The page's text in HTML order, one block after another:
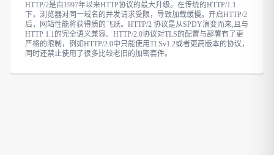
HTTP/2是自1997年以来HTTP协议的最大升级。在传统的HTTP/1.1
下，浏览器对同一域名的并发请求受限，导致加载缓慢。开启HTTP/2
后，网站性能将获得质的飞跃。HTTP/2 协议是从SPDY演变而来,且与
HTTP 1.1的完全语义兼容。HTTP/2.0协议对TLS的配置与部署有了更
严格的限制，例如HTTP/2.0中只能使用TLSv1.2或者更高版本的协议，
同时还禁止使用了很多比较老旧的加密套件。